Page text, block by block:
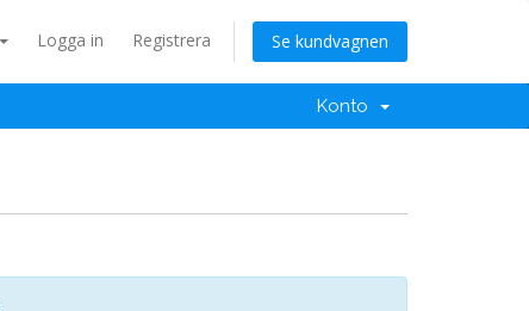
Logga in Registrera Se kundvagnen
Konto